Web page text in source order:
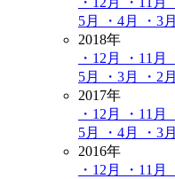
5月
・4月 ・3月
2018年
・12月
・11月
5月
・3月 ・2月
2017年
・12月
・11月
5月
・4月 ・3月
2016年
・12月
・11月